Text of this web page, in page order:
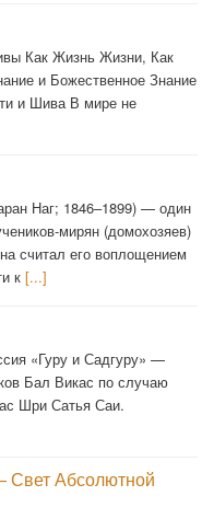
Как Жизнь Жизни, Как
и Божественное Знание
и Шива В мире не
Наг; 1846–1899) — один
мирян (домохозяев)
считал его воплощением
к [...]
«Гуру и Садгуру» —
Бал Викас по случаю
Шри Сатья Саи.
Свет Абсолютной